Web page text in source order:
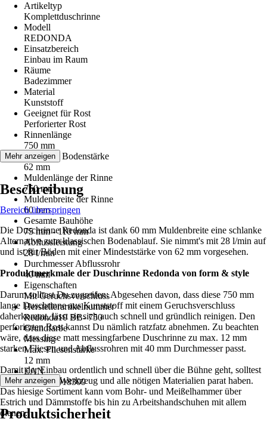
Artikeltyp
Komplettduschrinne
Modell
REDONDA
Einsatzbereich
Einbau im Raum
Räume
Badezimmer
Material
Kunststoff
Geeignet für Rost
Perforierter Rost
Rinnenlänge
750 mm
Minimale Bodenstärke
62 mm
Muldenlänge der Rinne
750 mm
Muldenbreite der Rinne
60 mm
Gesamte Bauhöhe
75 mm - 110 mm
Abflussleistung
28 l/min
Durchmesser Abflussrohr
40 mm
Eigenschaften
Mit Geruchsverschluss
Herstellerartikelnummer
Redonda10 BB- 750
Grundfarbe
Messing
Max. Fliesenstärke
12 mm
EAN
4306517918309
Mehr anzeigen
Beschreibung
Bereich überspringen
Die Duschrinne Redonda ist dank 60 mm Muldenbreite eine schlanke
Alternative zum klassischen Bodenablauf. Sie nimmt's mit 28 l/min auf
und ist für Böden mit einer Mindeststärke von 62 mm vorgesehen.
Produktmerkmale der Duschrinne Redonda von form & style
Darum solltest Du zugreifen: Abgesehen davon, dass diese 750 mm
lange Duschrinne aus Kunststoff mit einem Geruchsverschluss
daherkommt, lässt sie sich auch schnell und gründlich reinigen. Den
perforierten Rost kannst Du nämlich ratzfatz abnehmen. Zu beachten
wäre, dass diese matt messingfarbene Duschrinne zu max. 12 mm
starken Fliesen und Abflussrohren mit 40 mm Durchmesser passt.
Damit der Einbau ordentlich und schnell über die Bühne geht, solltest
Du das richtige Werkzeug und alle nötigen Materialien parat haben.
Das hiesige Sortiment kann vom Bohr- und Meißelhammer über
Estrich und Dämmstoffe bis hin zu Arbeitshandschuhen mit allem
dienen.
Mehr anzeigen
Produktsicherheit